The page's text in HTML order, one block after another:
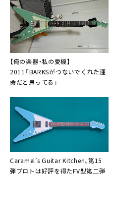
【俺の楽器・私の愛機】
2011「BARKSがつないでくれた運
命だと思ってる」
Caramel’s Guitar Kitchen、第15
弾プロトは好評を得たFV型第二弾